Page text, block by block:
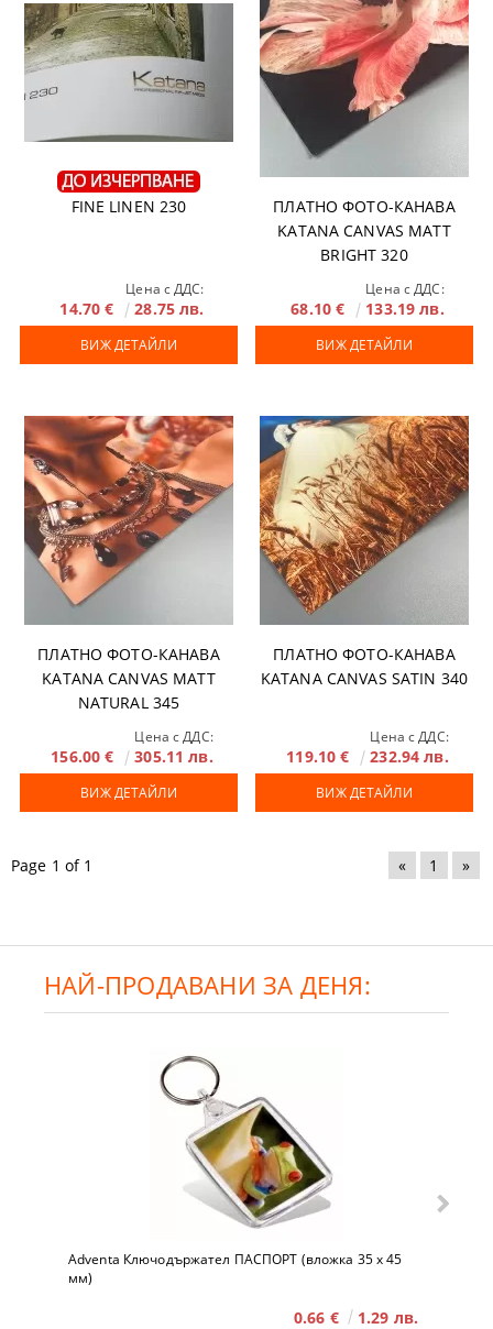
FINE LINEN 230
Цена с ДДС:
14.70 € 28.75 лв.
ВИЖ ДЕТАЙЛИ
ПЛАТНО ФОТО-КАНАВА
KATANA CANVAS MATT
BRIGHT 320
Цена с ДДС:
68.10 € 133.19 лв.
ВИЖ ДЕТАЙЛИ
ПЛАТНО ФОТО-КАНАВА
KATANA CANVAS MATT
NATURAL 345
Цена с ДДС:
156.00 € 305.11 лв.
ВИЖ ДЕТАЙЛИ
ПЛАТНО ФОТО-КАНАВА
KATANA CANVAS SATIN 340
Цена с ДДС:
119.10 € 232.94 лв.
ВИЖ ДЕТАЙЛИ
Page 1 of 1 « 1 »
НАЙ-ПРОДАВАНИ ЗА ДЕНЯ:
Adventa Ключодържател ПАСПОРТ (вложка 35 x 45
мм)
0.66 € 1.29 лв.